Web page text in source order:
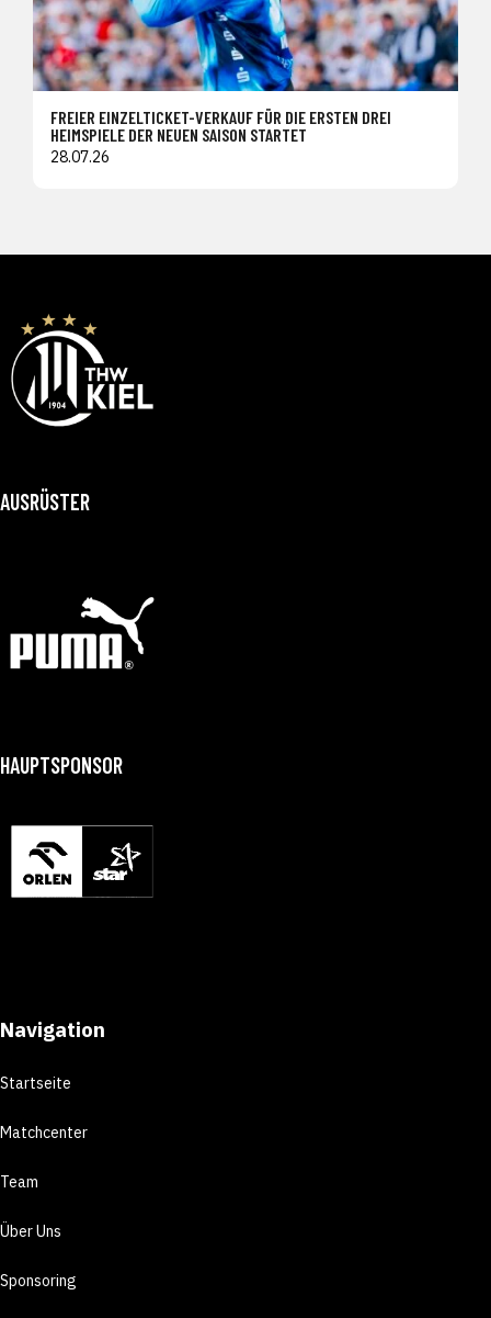
FREIER EINZELTICKET-VERKAUF FÜR DIE ERSTEN DREI
HEIMSPIELE DER NEUEN SAISON STARTET
28.07.26
AUSRÜSTER
HAUPTSPONSOR
Navigation
Startseite
Matchcenter
Team
Über Uns
Sponsoring